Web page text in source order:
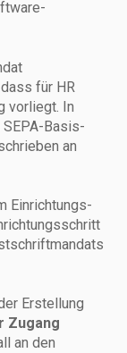
für HR
vorliegt. In
Basis-
an
Einrichtungs-
Erstellung
Zugang
an den